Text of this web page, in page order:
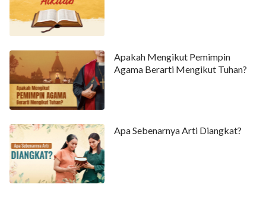
Apakah Mengikut Pemimpin
Agama Berarti Mengikut Tuhan?
Apa Sebenarnya Arti Diangkat?